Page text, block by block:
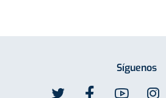
Síguenos